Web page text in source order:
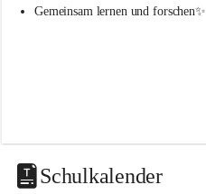
i
t
a
Gemeinsam lernen und forschen✨
Schulkalender